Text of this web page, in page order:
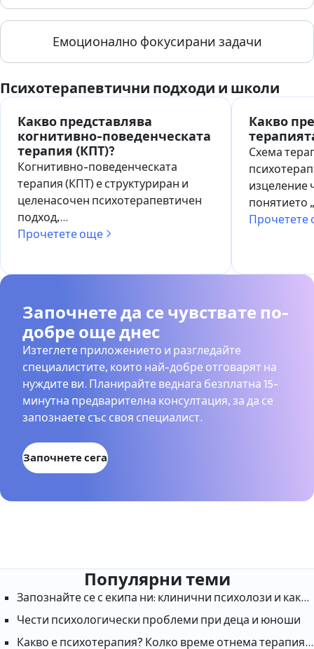
Емоционално фокусирани задачи
Психотерапевтични подходи и школи
Какво представлява
когнитивно-поведенческата
терапия (КПТ)?
Когнитивно-поведенческата
терапия (КПТ) е структуриран и
целенасочен психотерапевтичен
подход,…
Прочетете още
Какво
Схема
изцеление
понятието
Прочетете
Започнете да се чувствате по-
добре още днес
Изтеглете приложението и разгледайте
специалистите, които най-добре отговарят на
нуждите ви. Планирайте веднага безплатна 15-
минутна предварителна консултация, за да се
запознаете със своя специалист.
Започнете сега
Популярни теми
Запознайте се с екипа ни: клинични психолози и какво правят те
Чести психологически проблеми при деца и юноши
Какво е психотерапия? Колко време отнема терапията, за да подейства?